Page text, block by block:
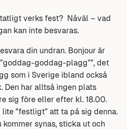
verks fest? Nåväl – vad
kan inte besvaras.
din undran. Bonjour är
goddag-plagg””, det
som i Sverige ibland också
Den har alltså ingen plats
sig före eller efter kl. 18.00.
”festligt” att ta på sig denna.
kommer synas, sticka ut och